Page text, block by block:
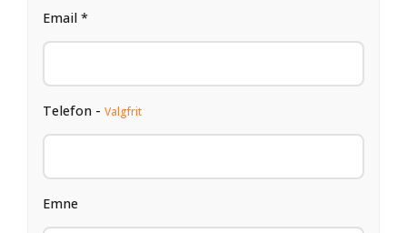
Email *
Telefon - Valgfrit
Emne